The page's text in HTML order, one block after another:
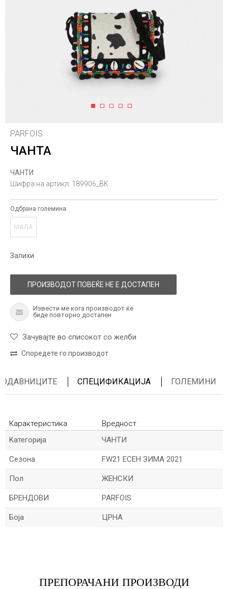
1 2 3 4 5
PARFOIS
ЧАНТА
ЧАНТИ
Шифра на артикл: 189906_BK
Одбрана големина:
МАЛА
Залихи
ПРОИЗВОДОТ ПОВЕЌЕ НЕ Е ДОСТАПЕН
Извести ме кога производот ќе
биде повторно достапен
Зачувајте во списокот со желби
Споредете го производот
СПЕЦИФИКАЦИЈА ГОЛЕМИНИ
Карактеристика
Вредност
Kатегорија
ЧАНТИ
Сезона FW21 ЕСЕН ЗИМА 2021
Пол ЖЕНСКИ
БРЕНДОВИ PARFOIS
Боја ЦРНА
ПРЕПОРАЧАНИ ПРОИЗВОДИ